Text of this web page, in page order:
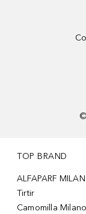
©
TOP BRAND
ALFAPARF
Tirtir
Camomilla Milano